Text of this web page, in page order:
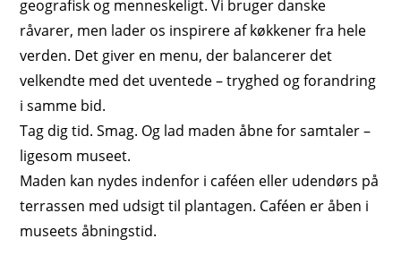
geografisk og menneskeligt. Vi bruger danske
råvarer, men lader os inspirere af køkkener fra hele
verden. Det giver en menu, der balancerer det
velkendte med det uventede – tryghed og forandring
i samme bid.
Tag dig tid. Smag. Og lad maden åbne for samtaler –
ligesom museet.
Maden kan nydes indenfor i caféen eller udendørs på
terrassen med udsigt til plantagen. Caféen er åben i
museets åbningstid.